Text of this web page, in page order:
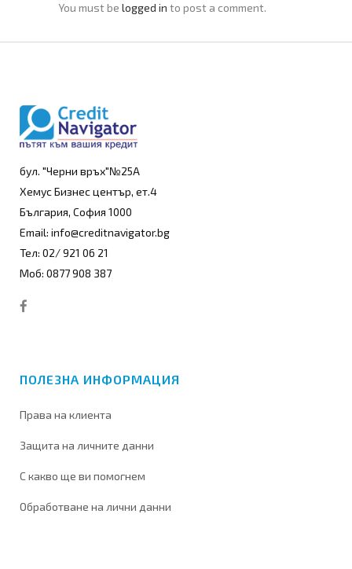
You must be logged in to post a comment.
бул. "Черни връх"№25А
Хемус Бизнес център, ет.4
България, София 1000
Email: info@creditnavigator.bg
Тел: 02/ 921 06 21
Моб: 0877 908 387
ПОЛЕЗНА ИНФОРМАЦИЯ
Права на клиента
Защита на личните данни
С какво ще ви помогнем
Обработване на лични данни